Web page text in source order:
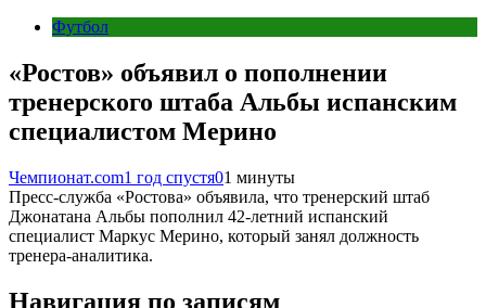
Футбол
«Ростов» объявил о пополнении
тренерского штаба Альбы испанским
специалистом Мерино
Чемпионат.com1 год спустя01 минуты
Пресс-служба «Ростова» объявила, что тренерский штаб
Джонатана Альбы пополнил 42-летний испанский
специалист Маркус Мерино, который занял должность
тренера-аналитика.
Навигация по записям